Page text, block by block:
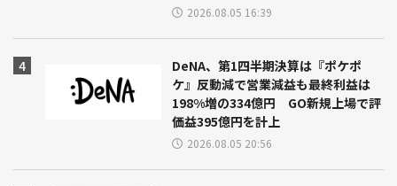
2026.08.05 16:39
DeNA、第1四半期決算は『ポケポ
ケ』反動減で営業減益も最終利益は
198%増の334億円 GO新規上場で評
価益395億円を計上
2026.08.05 20:56